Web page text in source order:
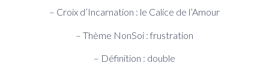
– Croix d’Incarnation : le Calice de l’Amour
– Thème NonSoi : frustration
– Définition : double